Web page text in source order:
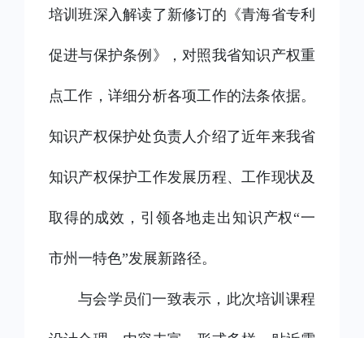
培训班深入解读了新修订的《青海省专利
促进与保护条例》，对照我省知识产权重
点工作，详细分析各项工作的法条依据。
知识产权保护处负责人介绍了近年来我省
知识产权保护工作发展历程、工作现状及
取得的成效，引领各地走出知识产权 “一
市州一特色”发展新路径。
与会学员们一致表示，此次培训课程